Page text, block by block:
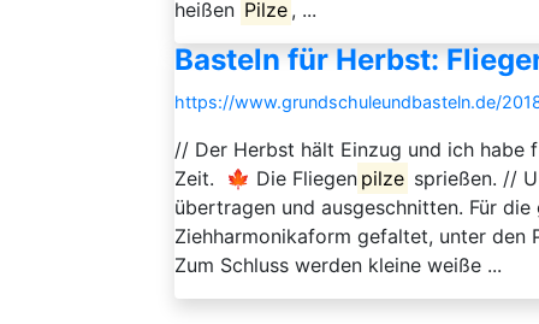
heißen Pilze , ...
Basteln für Herbst:
https://www.grundschuleundbasteln.de/
// Der Herbst hält Einzug und ich habe
Zeit. 🍁 Die Fliegen pilze sprießen. //
übertragen und ausgeschnitten. Für
Ziehharmonikaform gefaltet, unter den
Zum Schluss werden kleine weiße ...